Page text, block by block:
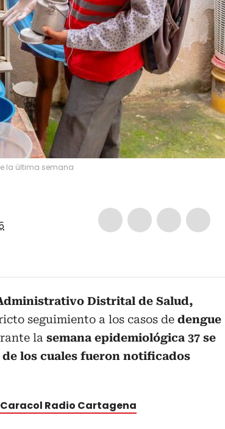
la última semana
Distrital de Salud,
seguimiento a los casos de dengue
la semana epidemiológica 37 se
los cuales fueron notificados
Radio Cartagena